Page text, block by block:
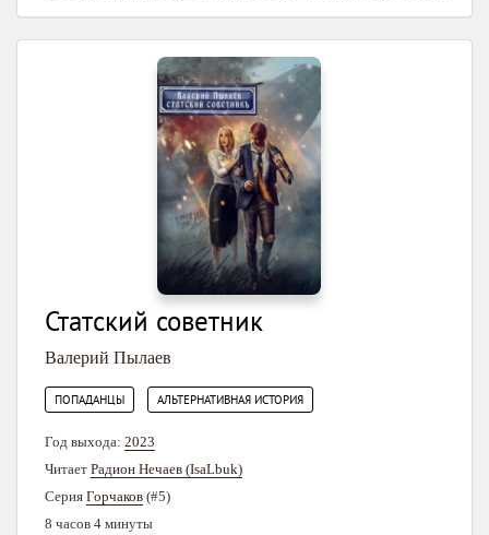
Статский советник
Валерий Пылаев
ПОПАДАНЦЫ АЛЬТЕРНАТИВНАЯ ИСТОРИЯ
Год выхода: 2023
Читает Радион Нечаев (IsaLbuk)
Серия Горчаков (#5)
8 часов 4 минуты